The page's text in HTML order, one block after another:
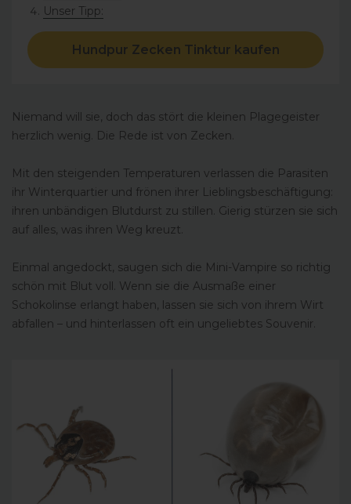
Unser Tipp:
Hundpur Zecken Tinktur kaufen
Niemand will sie, doch das stört die kleinen Plagegeister
herzlich wenig. Die Rede ist von Zecken.
Mit den steigenden Temperaturen verlassen die Parasiten
ihr Winterquartier und frönen ihrer Lieblingsbeschäftigung:
ihren unbändigen Blutdurst zu stillen. Gierig stürzen sie sich
auf alles, was ihren Weg kreuzt.
Einmal angedockt, saugen sich die Mini-Vampire so richtig
schön mit Blut voll. Wenn sie die Ausmaße einer
Schokolinse erlangt haben, lassen sie sich von ihrem Wirt
abfallen – und hinterlassen oft ein ungeliebtes Souvenir.